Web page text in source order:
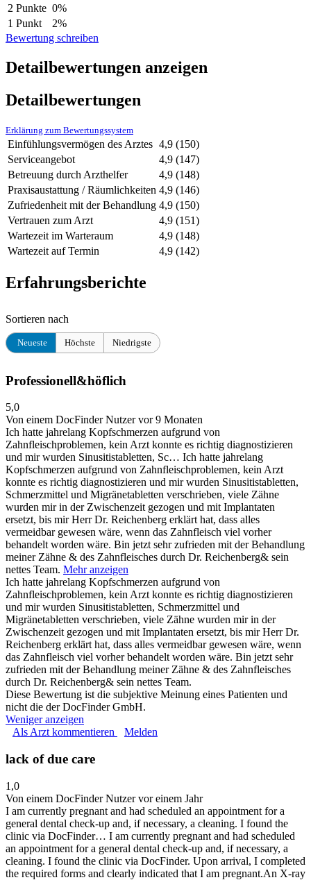
2 Punkte 0%
1 Punkt
2%
Bewertung schreiben
Detailbewertungen anzeigen
Detailbewertungen
Erklärung zum Bewertungssystem
Einfühlungsvermögen des Arztes 4,9 (150)
Serviceangebot
4,9 (147)
Betreuung durch Arzthelfer
4,9 (148)
Praxisaustattung / Räumlichkeiten 4,9 (146)
Zufriedenheit mit der Behandlung 4,9 (150)
Vertrauen zum Arzt
4,9 (151)
Wartezeit im Warteraum
4,9 (148)
Wartezeit auf Termin
4,9 (142)
Erfahrungsberichte
Sortieren nach
Neueste Höchste Niedrigste
Professionell&höflich
5,0
Von einem DocFinder Nutzervor 9 Monaten
Ich hatte jahrelang Kopfschmerzen aufgrund von
Zahnfleischproblemen, kein Arzt konnte es richtig diagnostizieren
und mir wurden Sinusitistabletten, Sc… Ich hatte jahrelang
Kopfschmerzen aufgrund von Zahnfleischproblemen, kein Arzt
konnte es richtig diagnostizieren und mir wurden Sinusitistabletten,
Schmerzmittel und Migränetabletten verschrieben, viele Zähne
wurden mir in der Zwischenzeit gezogen und mit Implantaten
ersetzt, bis mir Herr Dr. Reichenberg erklärt hat, dass alles
vermeidbar gewesen wäre, wenn das Zahnfleisch viel vorher
behandelt worden wäre. Bin jetzt sehr zufrieden mit der Behandlung
meiner Zähne & des Zahnfleisches durch Dr. Reichenberg& sein
nettes Team. Mehr anzeigen
Ich hatte jahrelang Kopfschmerzen aufgrund von
Zahnfleischproblemen, kein Arzt konnte es richtig diagnostizieren
und mir wurden Sinusitistabletten, Schmerzmittel und
Migränetabletten verschrieben, viele Zähne wurden mir in der
Zwischenzeit gezogen und mit Implantaten ersetzt, bis mir Herr Dr.
Reichenberg erklärt hat, dass alles vermeidbar gewesen wäre, wenn
das Zahnfleisch viel vorher behandelt worden wäre. Bin jetzt sehr
zufrieden mit der Behandlung meiner Zähne & des Zahnfleisches
durch Dr. Reichenberg& sein nettes Team.
Diese Bewertung ist die subjektive Meinung eines Patienten und
nicht die der DocFinder GmbH.
Weniger anzeigen
Als Arzt kommentieren
Melden
lack of due care
1,0
Von einem DocFinder Nutzervor einem Jahr
I am currently pregnant and had scheduled an appointment for a
general dental check-up and, if necessary, a cleaning. I found the
clinic via DocFinder… I am currently pregnant and had scheduled
an appointment for a general dental check-up and, if necessary, a
cleaning. I found the clinic via DocFinder. Upon arrival, I completed
the required forms and clearly indicated that I am pregnant.An X-ray